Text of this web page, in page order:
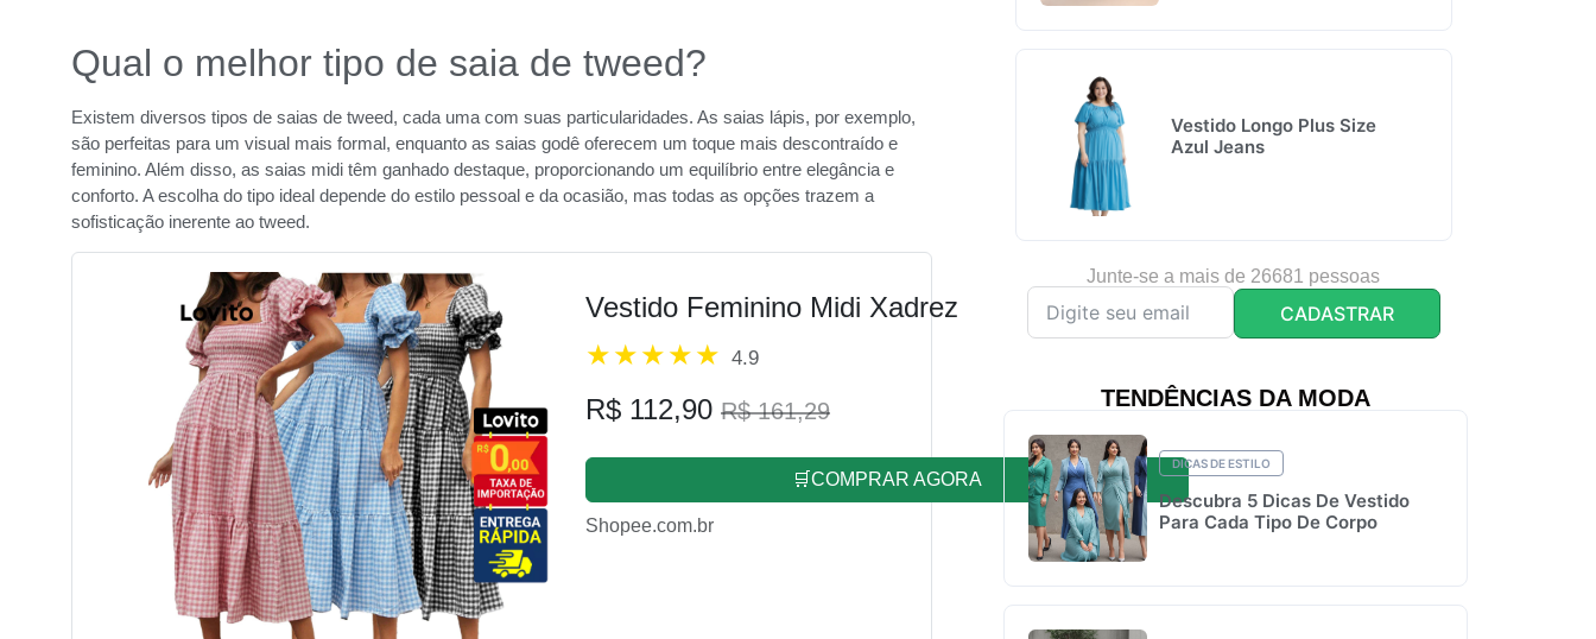
Qual o melhor tipo de saia de tweed?
Existem diversos tipos de saias de tweed, cada uma com suas particularidades. As saias lápis, por exemplo,
são perfeitas para um visual mais formal, enquanto as saias godê oferecem um toque mais descontraído e
feminino. Além disso, as saias midi têm ganhado destaque, proporcionando um equilíbrio entre elegância e
conforto. A escolha do tipo ideal depende do estilo pessoal e da ocasião, mas todas as opções trazem a
sofisticação inerente ao tweed.
Vestido Feminino Midi Xadrez
4.9
R$ 112,90 R$ 161,29
🛒COMPRAR AGORA
Shopee.com.br
Vestido Longo Plus Size
Azul Jeans
Junte-se a mais de 26681 pessoas
CADASTRAR
TENDÊNCIAS DA MODA
DICAS DE ESTILO
Descubra 5 Dicas De Vestido
Para Cada Tipo De Corpo